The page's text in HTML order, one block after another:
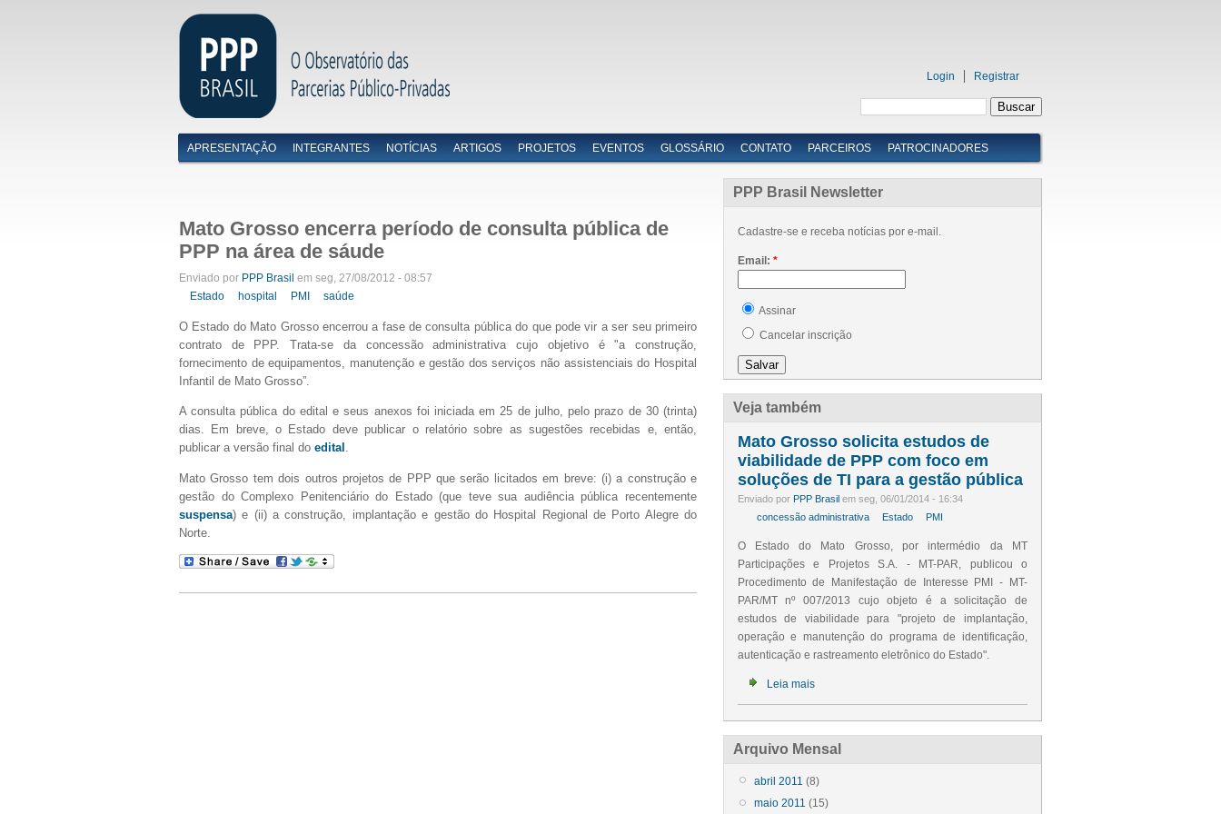
Login Registrar
Menu primário
APRESENTAÇÃO INTEGRANTES NOTÍCIAS ARTIGOS PROJETOS EVENTOS GLOSSÁRIO CONTATO PARCEIROS PATROCINADORES
Mato Grosso encerra período de consulta pública de
PPP na área de sáude
Enviado por PPP Brasil em seg, 27/08/2012 - 08:57
Estado
hospital PMI saúde
O Estado do Mato Grosso encerrou a fase de consulta pública do que pode vir a ser seu primeiro
contrato de PPP. Trata-se da concessão administrativa cujo objetivo é "a construção,
fornecimento de equipamentos, manutenção e gestão dos serviços não assistenciais do Hospital
Infantil de Mato Grosso”.
A consulta pública do edital e seus anexos foi iniciada em 25 de julho, pelo prazo de 30 (trinta)
dias. Em breve, o Estado deve publicar o relatório sobre as sugestões recebidas e, então,
publicar a versão final do edital .
Mato Grosso tem dois outros projetos de PPP que serão licitados em breve: (i) a construção e
gestão do Complexo Penitenciário do Estado (que teve sua audiência pública recentemente
suspensa) e (ii) a construção, implantação e gestão do Hospital Regional de Porto Alegre do
Norte.
PPP Brasil Newsletter
Cadastre-se e receba notícias por e-mail.
Email: *
Assinar
Cancelar inscrição
Veja também
Mato Grosso solicita estudos de
viabilidade de PPP com foco em
soluções de TI para a gestão pública
Enviado por PPP Brasilem seg, 06/01/2014 - 16:34
concessão administrativa
Estado PMI
O Estado do Mato Grosso, por intermédio da MT
Participações e Projetos S.A. - MT-PAR, publicou o
Procedimento de Manifestação de Interesse PMI - MT-
PAR/MT nº 007/2013 cujo objeto é a solicitação de
estudos de viabilidade para "projeto de implantação,
operação e manutençãodo programa de identificação,
autenticação e rastreamento eletrônico do Estado".
Leia mais
Arquivo Mensal
abril 2011 (8)
maio 2011 (15)